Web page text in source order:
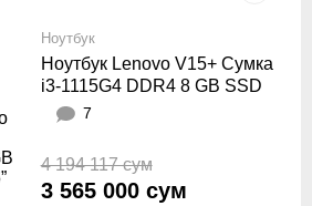
Ноутбук
Ноутбук Lenovo V15+ Сумка
i3-1115G4 DDR4 8 GB SSD
256 GB 15.6” Серый
7
4 194 117 сум
3 565 000 сум